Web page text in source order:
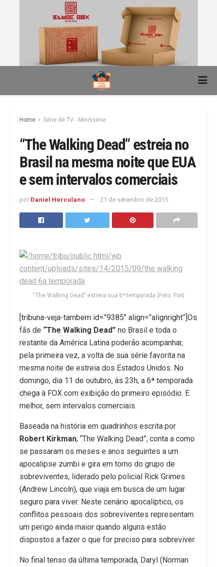
Home Série de TV - Minissérie
“The Walking Dead” estreia no
Brasil na mesma noite que EUA
e sem intervalos comerciais
por Daniel Herculano 21 de setembro de 2015
“The Walking Dead” estreia sua 6ª temporada (Foto: Fox)
[tribuna-veja-tambem id=”9385″ align=”alignright”]Os
fãs de “The Walking Dead” no Brasil e toda o
restante da América Latina poderão acompanhar,
pela primeira vez, a volta de sua série favorita na
mesma noite de estreia dos Estados Unidos. No
domingo, dia 11 de outubro, às 23h, a 6ª temporada
chega à FOX com exibição do primeiro episódio. E
melhor, sem intervalos comerciais.
Baseada na história em quadrinhos escrita por
Robert Kirkman, “The Walking Dead”, conta a como
se passaram os meses e anos seguintes a um
apocalipse zumbi e gira em torno do grupo de
sobreviventes, liderado pelo policial Rick Grimes
(Andrew Lincoln), que viaja em busca de um lugar
seguro para viver. Neste cenário apocalíptico, os
conflitos pessoais dos sobreviventes representam
um perigo ainda maior quando alguns estão
dispostos a fazer o que for preciso para sobreviver.
No final tenso da última temporada, Daryl (Norman